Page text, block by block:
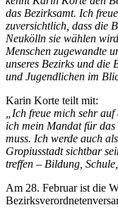
das Bezirksamt. Ich
zuversichtlich, dass die
Neukölln sie wählen
Menschen zugewandte
unseres Bezirks und die
und Jugendlichen im
Karin Korte teilt mit:
„Ich freue mich sehr
ich mein Mandat für
muss. Ich werde auch
Gropiusstadt sichtbar
treffen – Bildung,
Am 28. Februar ist die